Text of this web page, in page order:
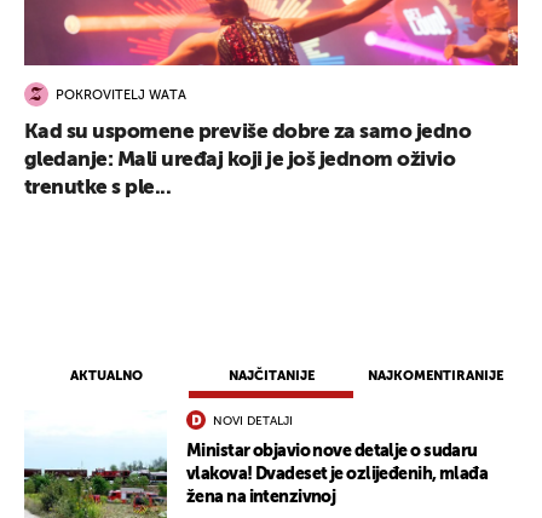
AKTUALNO NAJČITANIJE NAJKOMENTIRANIJE
NOVI DETALJI
Ministar objavio nove detalje o sudaru
vlakova! Dvadeset je ozlijeđenih, mlađa
žena na intenzivnoj
POKROVITELJ WATA
Kad su uspomene previše dobre za samo jedno
gledanje: Mali uređaj koji je još jednom oživio
trenutke s ple...